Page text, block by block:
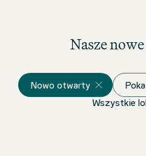
Nasze
Nowo otwarty
Wszystkie